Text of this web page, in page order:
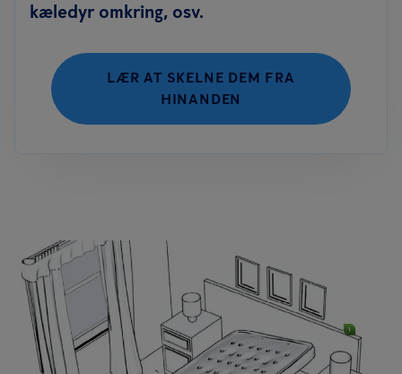
kæledyr omkring, osv.
LÆR AT SKELNE DEM FRA
HINANDEN